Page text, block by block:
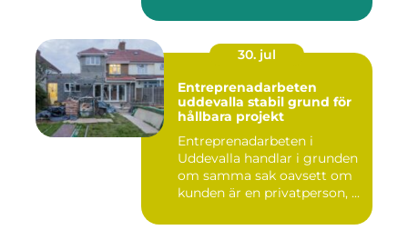
30. jul
Entreprenadarbeten
uddevalla stabil grund för
hållbara projekt
Entreprenadarbeten i
Uddevalla handlar i grunden
om samma sak oavsett om
kunden är en privatperson, ...